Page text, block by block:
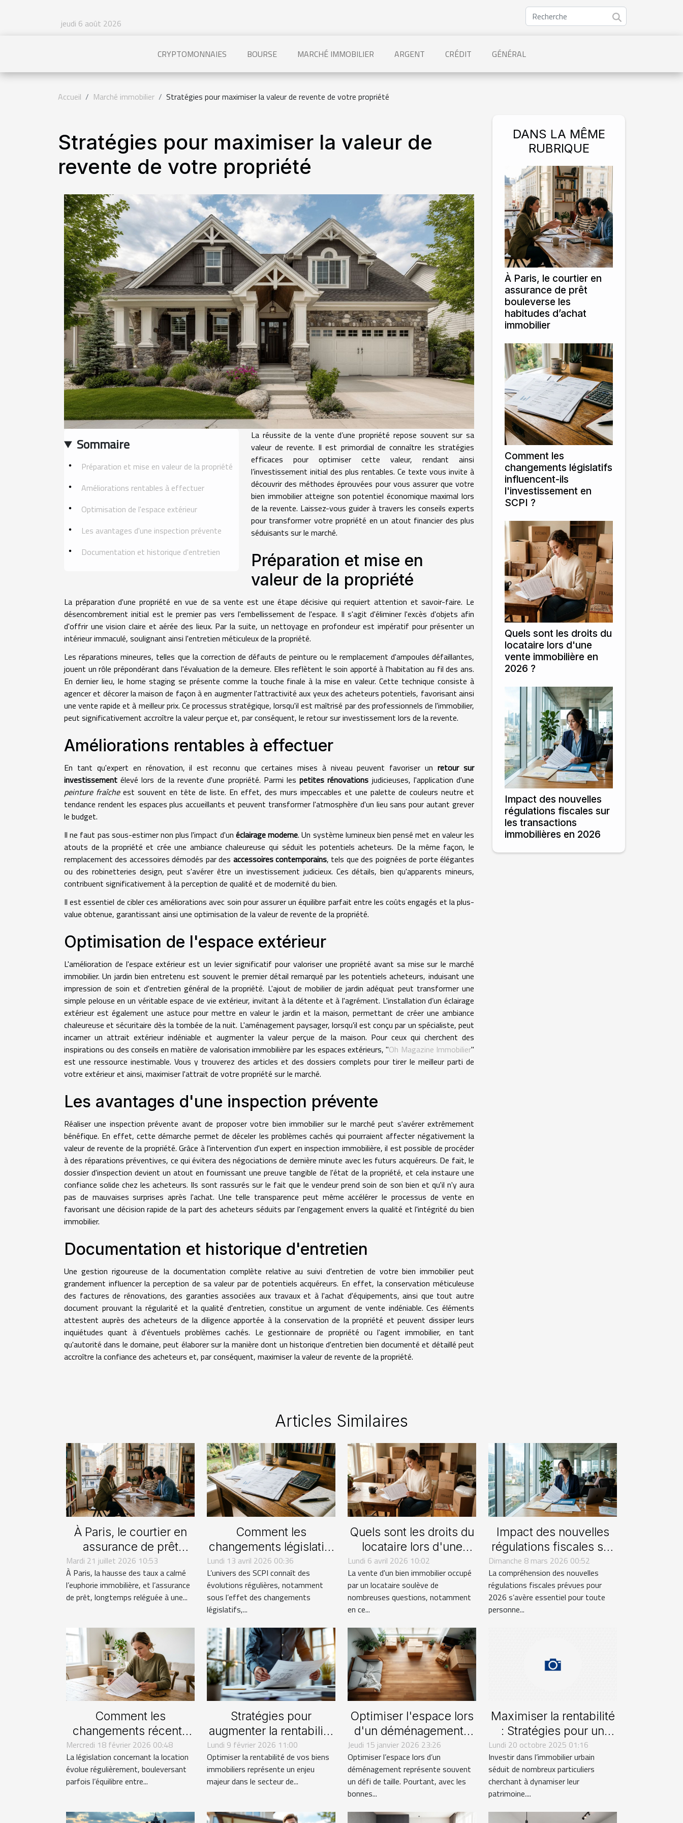
jeudi 6 août 2026
CRYPTOMONNAIES BOURSE MARCHÉ IMMOBILIER ARGENT CRÉDIT GÉNÉRAL
Accueil Marché immobilier Stratégies pour maximiser la valeur de revente de votre propriété
Stratégies pour maximiser la valeur de
revente de votre propriété
Sommaire
Préparation et mise en valeur de la propriété
Améliorations rentables à effectuer
Optimisation de l'espace extérieur
Les avantages d'une inspection prévente
Documentation et historique d'entretien
La réussite de la vente d’une propriété repose souvent sur sa
valeur de revente. Il est primordial de connaître les stratégies
efficaces pour optimiser cette valeur, rendant ainsi
l’investissement initial des plus rentables. Ce texte vous invite à
découvrir des méthodes éprouvées pour vous assurer que votre
bien immobilier atteigne son potentiel économique maximal lors
de la revente. Laissez-vous guider à travers les conseils experts
pour transformer votre propriété en un atout financier des plus
séduisants sur le marché.
Préparation et mise en
valeur de la propriété
La préparation d'une propriété en vue de sa vente est une étape décisive qui requiert attention et savoir-faire. Le
désencombrement initial est le premier pas vers l'embellissement de l'espace. Il s'agit d'éliminer l'excès d'objets afin
d'offrir une vision claire et aérée des lieux. Par la suite, un nettoyage en profondeur est impératif pour présenter un
intérieur immaculé, soulignant ainsi l'entretien méticuleux de la propriété.
Les réparations mineures, telles que la correction de défauts de peinture ou le remplacement d'ampoules défaillantes,
jouent un rôle prépondérant dans l'évaluation de la demeure. Elles reflètent le soin apporté à l'habitation au fil des ans.
En dernier lieu, le home staging se présente comme la touche finale à la mise en valeur. Cette technique consiste à
agencer et décorer la maison de façon à en augmenter l'attractivité aux yeux des acheteurs potentiels, favorisant ainsi
une vente rapide et à meilleur prix. Ce processus stratégique, lorsqu'il est maîtrisé par des professionnels de l'immobilier,
peut significativement accroître la valeur perçue et, par conséquent, le retour sur investissement lors de la revente.
Améliorations rentables à effectuer
En tant qu'expert en rénovation, il est reconnu que certaines mises à niveau peuvent favoriser unretour sur
investissement élevé lors de la revente d'une propriété. Parmi lespetites rénovations judicieuses, l'application d'une
peinture fraîcheest souvent en tête de liste. En effet, des murs impeccables et une palette de couleurs neutre et
tendance rendent les espaces plus accueillants et peuvent transformer l'atmosphère d'un lieu sans pour autant grever
le budget.
Il ne faut pas sous-estimer non plus l'impact d'un éclairage moderne. Un système lumineux bien pensé met en valeur les
atouts de la propriété et crée une ambiance chaleureuse qui séduit les potentiels acheteurs. De la même façon, le
remplacement des accessoires démodés par des accessoires contemporains, tels que des poignées de porte élégantes
ou des robinetteries design, peut s'avérer être un investissement judicieux. Ces détails, bien qu'apparents mineurs,
contribuent significativement à la perception de qualité et de modernité du bien.
Il est essentiel de cibler ces améliorations avec soin pour assurer un équilibre parfait entre les coûts engagés et la plus-
value obtenue, garantissant ainsi une optimisation de la valeur de revente de la propriété.
Optimisation de l'espace extérieur
L'amélioration de l'espace extérieur est un levier significatif pour valoriser une propriété avant sa mise sur le marché
immobilier. Un jardin bien entretenu est souvent le premier détail remarqué par les potentiels acheteurs, induisant une
impression de soin et d'entretien général de la propriété. L'ajout de mobilier de jardin adéquat peut transformer une
simple pelouse en un véritable espace de vie extérieur, invitant à la détente et à l'agrément. L'installation d’un éclairage
extérieur est également une astuce pour mettre en valeur le jardin et la maison, permettant de créer une ambiance
chaleureuse et sécuritaire dès la tombée de la nuit. L'aménagement paysager, lorsqu'il est conçu par un spécialiste, peut
incarner un attrait extérieur indéniable et augmenter la valeur perçue de la maison. Pour ceux qui cherchent des
inspirations ou des conseils en matière de valorisation immobilière par les espaces extérieurs, "Oh Magazine Immobilier"
est une ressource inestimable. Vous y trouverez des articles et des dossiers complets pour tirer le meilleur parti de
votre extérieur et ainsi, maximiser l'attrait de votre propriété sur le marché.
Les avantages d'une inspection prévente
Réaliser une inspection prévente avant de proposer votre bien immobilier sur le marché peut s'avérer extrêmement
bénéfique. En effet, cette démarche permet de déceler les problèmes cachés qui pourraient affecter négativement la
valeur de revente de la propriété. Grâce à l'intervention d'un expert en inspection immobilière, il est possible de procéder
à des réparations préventives, ce qui évitera des négociations de dernière minute avec les futurs acquéreurs. De fait, le
dossier d'inspection devient un atout en fournissant une preuve tangible de l'état de la propriété, et cela instaure une
confiance solide chez les acheteurs. Ils sont rassurés sur le fait que le vendeur prend soin de son bien et qu'il n'y aura
pas de mauvaises surprises après l'achat. Une telle transparence peut même accélérer le processus de vente en
favorisant une décision rapide de la part des acheteurs séduits par l'engagement envers la qualité et l'intégrité du bien
immobilier.
Documentation et historique d'entretien
Une gestion rigoureuse de la documentation complète relative au suivi d'entretien de votre bien immobilier peut
grandement influencer la perception de sa valeur par de potentiels acquéreurs. En effet, la conservation méticuleuse
des factures de rénovations, des garanties associées aux travaux et à l'achat d'équipements, ainsi que tout autre
document prouvant la régularité et la qualité d'entretien, constitue un argument de vente indéniable. Ces éléments
attestent auprès des acheteurs de la diligence apportée à la conservation de la propriété et peuvent dissiper leurs
inquiétudes quant à d'éventuels problèmes cachés. Le gestionnaire de propriété ou l'agent immobilier, en tant
qu'autorité dans le domaine, peut élaborer sur la manière dont un historique d'entretien bien documenté et détaillé peut
accroître la confiance des acheteurs et, par conséquent, maximiser la valeur de revente de la propriété.
DANS LA MÊME
RUBRIQUE
À Paris, le courtier en
assurance de prêt
bouleverse les
habitudes d’achat
immobilier
Comment les
changements législatifs
influencent-ils
l'investissement en
SCPI ?
Quels sont les droits du
locataire lors d'une
vente immobilière en
2026 ?
Impact des nouvelles
régulations fiscales sur
les transactions
immobilières en 2026
Articles Similaires
À Paris, le courtier en
assurance de prêt
bouleverse les
habitudes d’achat
immobilier
Mardi 21 juillet 2026 10:53
À Paris, la hausse des taux a calmé
l’euphorie immobilière, et l’assurance
de prêt, longtemps reléguée à une...
Comment les
changements législatifs
influencent-ils
l'investissement en
SCPI ?
Lundi 13 avril 2026 00:36
L’univers des SCPI connaît des
évolutions régulières, notamment
sous l’effet des changements
législatifs,...
Quels sont les droits du
locataire lors d'une
vente immobilière en
2026 ?
Lundi 6 avril 2026 10:02
La vente d'un bien immobilier occupé
par un locataire soulève de
nombreuses questions, notamment
en ce...
Impact des nouvelles
régulations fiscales sur
les transactions
immobilières en 2026
Dimanche 8 mars 2026 00:52
La compréhension des nouvelles
régulations fiscales prévues pour
2026 s’avère essentiel pour toute
personne...
Comment les
changements récents
affectent-ils les droits
des locataires ?
Mercredi 18 février 2026 00:48
La législation concernant la location
évolue régulièrement, bouleversant
parfois l’équilibre entre...
Stratégies pour
augmenter la rentabilité
de vos biens
immobiliers
Lundi 9 février 2026 11:00
Optimiser la rentabilité de vos biens
immobiliers représente un enjeu
majeur dans le secteur de...
Optimiser l'espace lors
d'un déménagement :
conseils pratiques
Jeudi 15 janvier 2026 23:26
Optimiser l’espace lors d’un
déménagement représente souvent
un défi de taille. Pourtant, avec les
bonnes...
Maximiser la rentabilité
: Stratégies pour un
investissement locatif
en zones urbaines
Lundi 20 octobre 2025 01:16
Investir dans l’immobilier urbain
séduit de nombreux particuliers
cherchant à dynamiser leur
patrimoine....